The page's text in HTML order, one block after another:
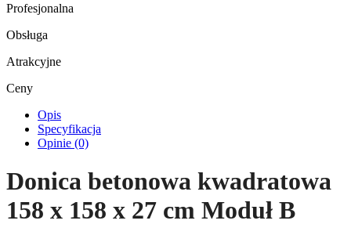
Profesjonalna
Obsługa
Atrakcyjne
Ceny
Opis
Specyfikacja
Opinie (0)
Donica betonowa kwadratowa
158 x 158 x 27 cm Moduł B